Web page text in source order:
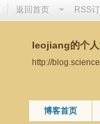
返回首页 RSS
leojiang的个
http://
博客首页